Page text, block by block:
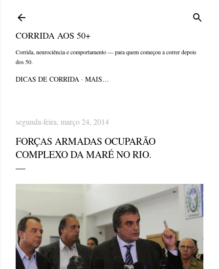
CORRIDA AOS 50+
Corrida, neurociência e comportamento — para quem começou a correr depois
dos 50.
DICAS DE CORRIDA MAIS…
segunda-feira, março 24, 2014
FORÇAS ARMADAS OCUPARÃO
COMPLEXO DA MARÉ NO RIO.